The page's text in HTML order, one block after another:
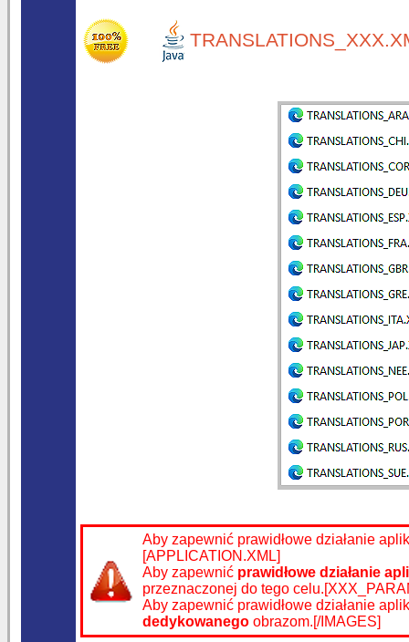
Aby zapewnić prawidłowe działanie
[APPLICATION.XML]
Aby zapewnić prawidłowe działanie
przeznaczonej do tego
Aby zapewnić prawidłowe działanie
dedykowanego obrazom.[/IMAGES]